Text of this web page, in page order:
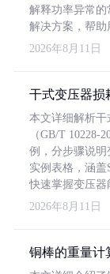
解释功率异常的
解决方案，帮助
2026年8月11日
干式变压器损
本文详细解析
（GB/T 10228-
例，分步骤说
实例表格，涵盖
快速掌握变压器
2026年8月11日
铜棒的重量计